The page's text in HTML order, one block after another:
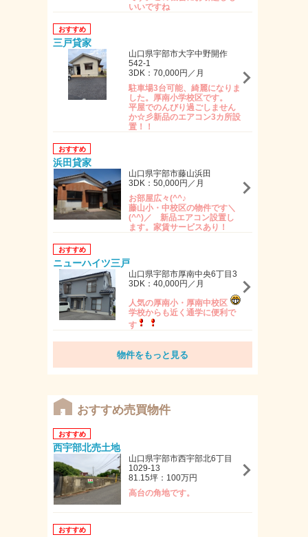
いいですね
おすすめ
三戸貸家
山口県宇部市大字中野開作
542-1
3DK：70,000円／月
駐車場3台可能、綺麗になりま
した。厚南小学校区です。
平屋でのんびり過ごしません
か☆彡新品のエアコン3カ所設
置！！
おすすめ
浜田貸家
山口県宇部市藤山浜田
3DK：50,000円／月
お部屋広々(^^♪
藤山小・中校区の物件です＼
(^^)／ 新品エアコン設置し
ます。家賃サービスあり！
おすすめ
ニューハイツ三戸
山口県宇部市厚南中央6丁目3
3DK：40,000円／月
人気の厚南小・厚南中校区
学校からも近く通学に便利で
す
物件をもっと見る
おすすめ売買物件
おすすめ
西宇部北売土地
山口県宇部市西宇部北6丁目
1029-13
81.15坪：100万円
高台の角地です。
おすすめ